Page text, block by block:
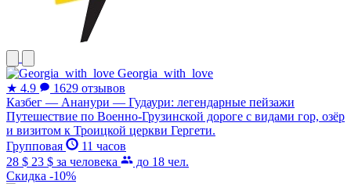
Georgia_with_love
★ 4.9
1629 отзывов
Казбег — Ананури — Гудаури: легендарные пейзажи
Путешествие по Военно-Грузинской дороге с видами гор, озёр
и визитом к Троицкой церкви Гергети.
Групповая
11 часов
28 $ 23 $ за человека
до 18 чел.
Скидка -10%